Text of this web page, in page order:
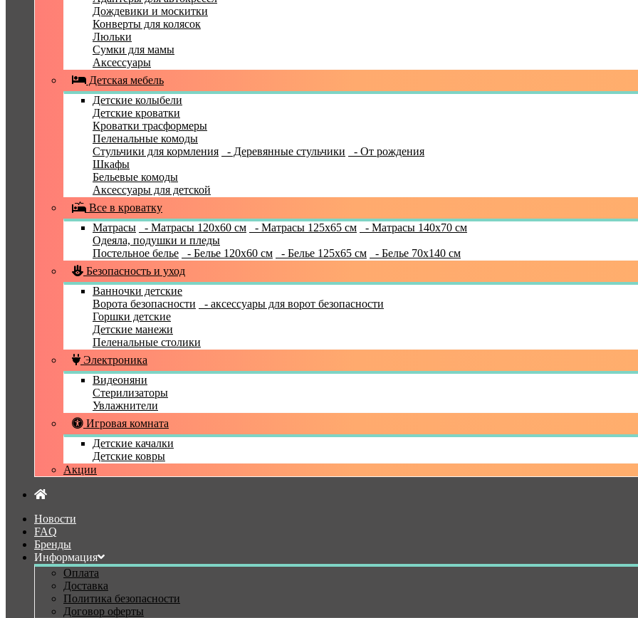
Дождевики и москитки
Конверты для колясок
Люльки
Сумки для мамы
Аксессуары
Детская мебель
Детские колыбели
Детские кроватки
Кроватки трасформеры
Пеленальные комоды
Стульчики для кормления
- Деревянные стульчики
- От рождения
Шкафы
Бельевые комоды
Аксессуары для детской
Все в кроватку
Матрасы
- Матрасы 120x60 см - Матрасы 125x65 см
- Матрасы 140x70 см
Одеяла, подушки и пледы
Постельное белье
- Белье 120x60 см - Белье 125x65 см
- Белье 70х140 см
Безопасность и уход
Ванночки детские
Ворота безопасности
- аксессуары для ворот безопасности
Горшки детские
Детские манежи
Пеленальные столики
Электроника
Видеоняни
Стерилизаторы
Увлажнители
Игровая комната
Детские качалки
Детские ковры
Акции
Новости
FAQ
Бренды
Информация
Оплата
Доставка
Политика безопасности
Договор оферты